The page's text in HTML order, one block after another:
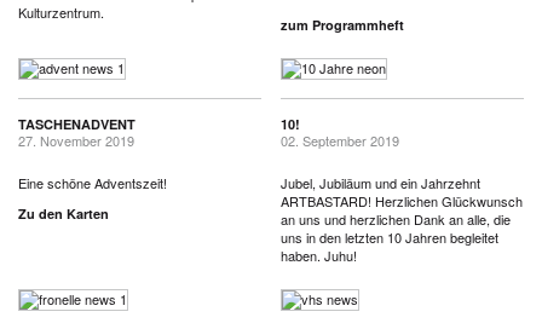
Kulturzentrum.
zum Programmheft
TASCHENADVENT
27. November 2019
Eine schöne Adventszeit!
Zu den Karten
10!
02. September 2019
Jubel, Jubiläum und ein Jahrzehnt
ARTBASTARD! Herzlichen Glückwunsch
an uns und herzlichen Dank an alle, die
uns in den letzten 10 Jahren begleitet
haben. Juhu!